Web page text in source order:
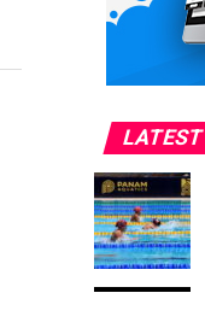
LATEST